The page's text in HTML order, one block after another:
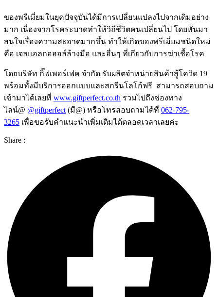
ของพรีเมี่ยมในยุคปัจจุบันได้มีการเปลี่ยนแปลงไปจากเดิมอย่าง
มาก เนื่องจากโรคระบาดทำให้วิถีชีวิตคนเปลี่ยนไป โดยหันมา
สนใจเรื่องความสะอาดมากขึ้น ทำให้เกิดของพรีเมี่ยมชนิดใหม่
คือ เจลแอลกอฮอล์ล้างมือ และอื่นๆ ที่เกียวกับการฆ่าเชื้อโรค
โดยบริษัท กิ๊ฟเพอร์เฟค จำกัด รับผลิตจำหน่ายสินค้าสู้โควิด 19
พร้อมทั้งมีบริการออกแบบและสกรีนโลโก้ฟรี สามารถสอบถาม
เข้ามาได้เลยที่ www.giftperfect.co.th รวมไปถึงช่องทาง
ไลน์@ @giftperfect (มี@) หรือโทรสอบถามได้ที่ 062-795-
3265 เพื่อขอรับคำแนะนำเพิ่มเติมได้ตลอดเวลาเลยค่ะ
Share :